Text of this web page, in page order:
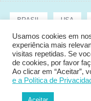
BRASIL USA
ARGENTINA
Usamos cookies em
experiência mais
visitas repetidas. Se
de cookies, por favor
Ao clicar em “Aceitar”,
e a Política de